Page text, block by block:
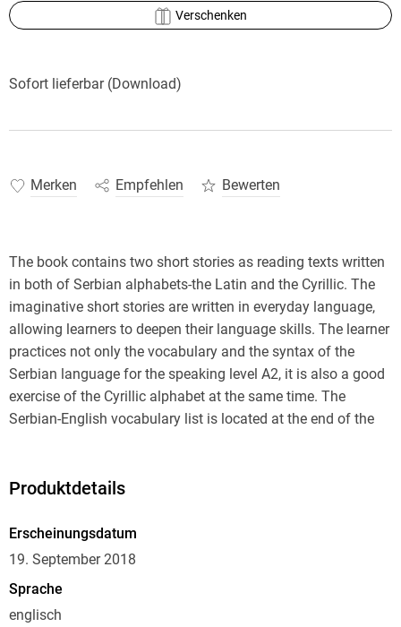
Verschenken
Sofort lieferbar (Download)
Merken Empfehlen Bewerten
The book contains two short stories as reading texts written
in both of Serbian alphabets-the Latin and the Cyrillic. The
imaginative short stories are written in everyday language,
allowing learners to deepen their language skills. The learner
practices not only the vocabulary and the syntax of the
Serbian language for the speaking level A2, it is also a good
exercise of the Cyrillic alphabet at the same time. The
Serbian-English vocabulary list is located at the end of the
For more information about the book series and other
Produktdetails
Erscheinungsdatum
19. September 2018
Sprache
englisch